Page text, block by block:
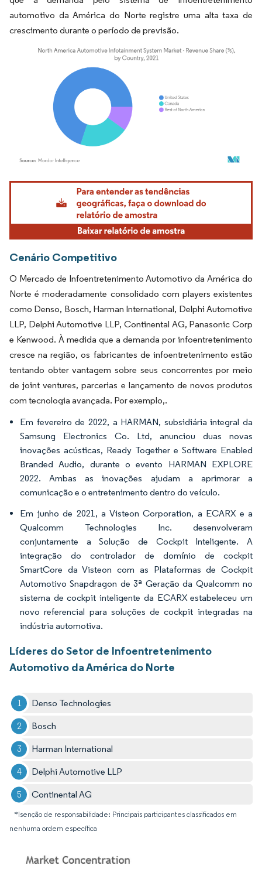
automotivo da América do Norte registre uma alta taxa de
crescimento durante o período de previsão.
Imagem © Mordor Intelligence. O reuso requer atribuição conforme CC BY 4.0.
Cenário Competitivo
O Mercado de Infoentretenimento Automotivo da América do
Norte é moderadamente consolidado com players existentes
como Denso, Bosch, Harman International, Delphi Automotive
LLP, Delphi Automotive LLP, Continental AG, Panasonic Corp
e Kenwood. À medida que a demanda por infoentretenimento
cresce na região, os fabricantes de infoentretenimento estão
tentando obter vantagem sobre seus concorrentes por meio
de joint ventures, parcerias e lançamento de novos produtos
com tecnologia avançada. Por exemplo,.
Em fevereiro de 2022, a HARMAN, subsidiária integral da
Samsung Electronics Co. Ltd, anunciou duas novas
inovações acústicas, Ready Together e Software Enabled
Branded Audio, durante o evento HARMAN EXPLORE
2022. Ambas as inovações ajudam a aprimorar a
comunicação e o entretenimento dentro do veículo.
Em junho de 2021, a Visteon Corporation, a ECARX e a
Qualcomm Technologies Inc. desenvolveram
conjuntamente a Solução de Cockpit Inteligente. A
integração do controlador de domínio de cockpit
SmartCore da Visteon com as Plataformas de Cockpit
Automotivo Snapdragon de 3ª Geração da Qualcomm no
sistema de cockpit inteligente da ECARX estabeleceu um
novo referencial para soluções de cockpit integradas na
indústria automotiva.
Líderes do Setor de Infoentretenimento
Automotivo da América do Norte
Denso Technologies
Bosch
Harman International
Delphi Automotive LLP
Continental AG
*Isenção de responsabilidade: Principais participantes classificados em
nenhuma ordem específica